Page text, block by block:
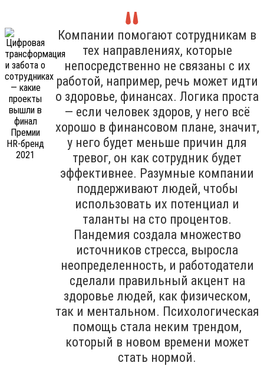
Компании помогают сотрудникам в
тех направлениях, которые
непосредственно не связаны с их
работой, например, речь может идти
о здоровье, финансах. Логика проста
— если человек здоров, у него всё
хорошо в финансовом плане, значит,
у него будет меньше причин для
тревог, он как сотрудник будет
эффективнее. Разумные компании
поддерживают людей, чтобы
использовать их потенциал и
таланты на сто процентов.
Пандемия создала множество
источников стресса, выросла
неопределенность, и работодатели
сделали правильный акцент на
здоровье людей, как физическом,
так и ментальном. Психологическая
помощь стала неким трендом,
который в новом времени может
стать нормой.